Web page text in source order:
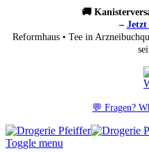
🚚
– Jetzt
Reformhaus • Tee in
💬 Fragen?
Toggle menu